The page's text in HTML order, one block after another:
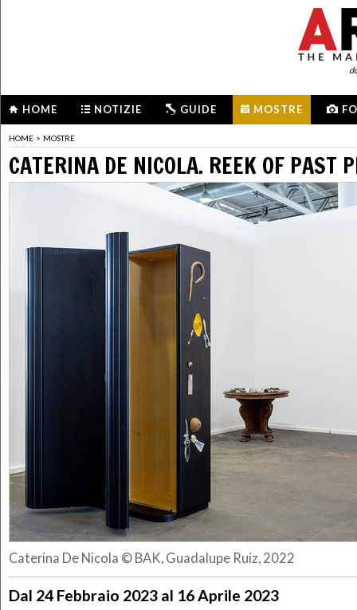
HOME NOTIZIE GUIDE MOSTRE
HOME > MOSTRE
CATERINA DE NICOLA. REEK OF PAST
Caterina De Nicola © BAK, Guadalupe Ruiz, 2022
Dal 24 Febbraio 2023 al 16 Aprile 2023